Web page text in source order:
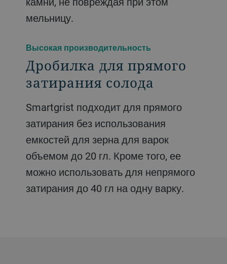
мельницу.
Высокая производительность
Дробилка для прямого
затирания солода
Smartgrist подходит для прямого
затирания без использования
емкостей для зерна для варок
объемом до 20 гл. Кроме того, ее
можно использовать для непрямого
затирания до 40 гл на одну варку.